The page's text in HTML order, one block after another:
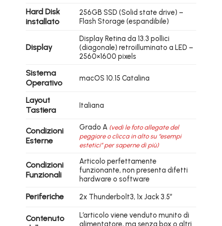
Hard Disk
installato
256GB SSD (Solid state drive) –
Flash Storage (espandibile)
Display
Display Retina da 13.3 pollici
(diagonale) retroilluminato a LED –
2560×1600 pixels
Sistema
Operativo
macOS 10.15 Catalina
Layout
Tastiera
Italiana
Condizioni
Esterne
Grado A (vedi le foto allegate del
peggiore o clicca in alto su “esempi
estetici” per saperne di più)
Condizioni
Funzionali
Articolo perfettamente
funzionante, non presenta difetti
hardware o software
Periferiche 2x Thunderbolt3, 1x Jack 3.5″
Contenuto
L’articolo viene venduto munito di
alimentatore, ma senza box o altri